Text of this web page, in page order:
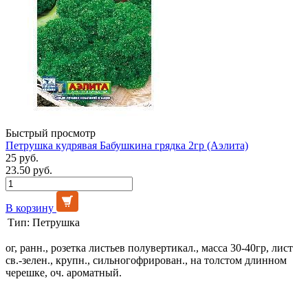
Быстрый просмотр
Петрушка кудрявая Бабушкина грядка 2гр (Аэлита)
25 руб.
23.50 руб.
В корзину
Тип: Петрушка
ог, ранн., розетка листьев полувертикал., масса 30-40гр, лист
св.-зелен., крупн., сильногофрирован., на толстом длинном
черешке, оч. ароматный.